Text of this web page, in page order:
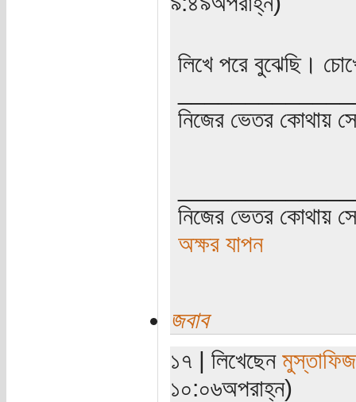
লিখে পরে বুঝেছি।
নিজের ভেতর কোথায়
নিজের ভেতর কোথায়
অক্ষর যাপন
জবাব
১৭ | লিখেছেন মুস্তাফিজ
১০:০৬অপরাহ্ন)